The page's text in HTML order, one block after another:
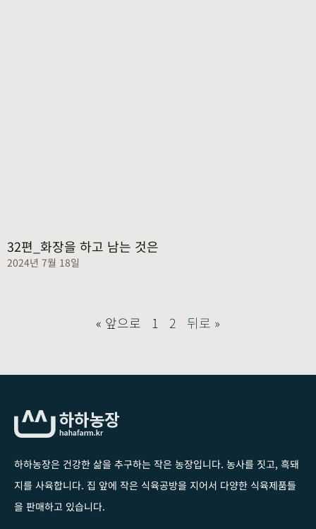
32편_화장을 하고 남는 것은
2024년 7월 18일
« 앞으로 1 2 뒤로 »
하하농장은 건강한 삶을 추구하는 작은 농장입니다. 농사를 짓고, 흑돼
지를 사육합니다. 집 앞에 작은 식육공방을 지어서 다양한 식육제품들
을 판매하고 있습니다.